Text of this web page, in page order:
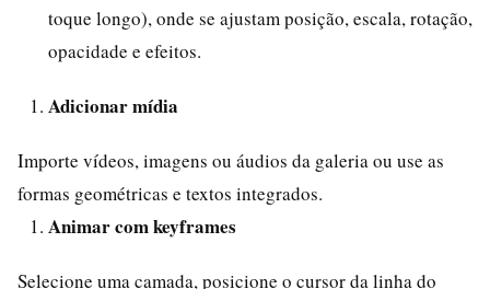
toque longo), onde se ajustam posição, escala, rotação,
opacidade e efeitos.
Adicionar mídia
Importe vídeos, imagens ou áudios da galeria ou use as
formas geométricas e textos integrados.
Animar com keyframes
Selecione uma camada, posicione o cursor da linha do